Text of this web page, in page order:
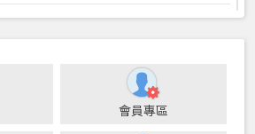
衛生局相關表格查詢
會員專區